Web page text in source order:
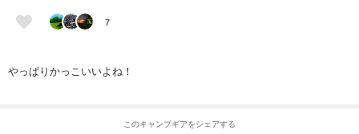
7
やっぱりかっこいいよね！
このキャンプギアをシェアする